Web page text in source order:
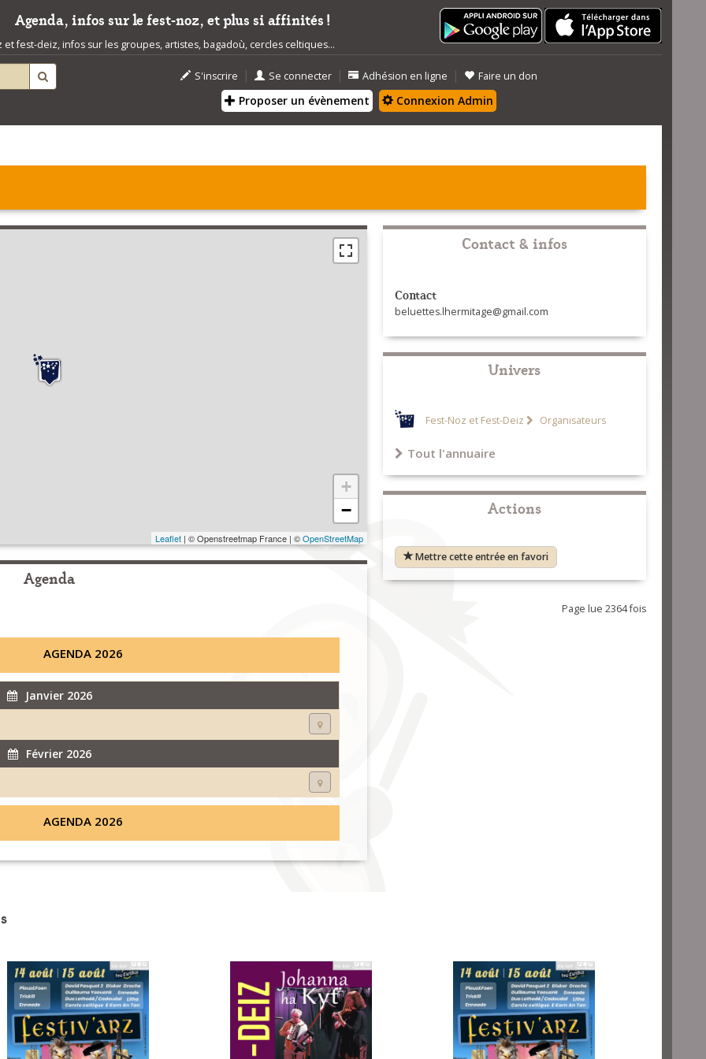
Agenda, infos sur le fest-noz, et plus si affinités !
fest-deiz, infos sur les groupes, artistes, bagadoù, cercles celtiques...
S'inscrire | Se connecter | Adhésion en ligne | Faire un don
Proposer un évènement Connexion Admin
+
−
Leaflet| © Openstreetmap France | ©OpenStreetMap
Agenda
AGENDA 2026
Janvier 2026
Février 2026
AGENDA 2026
Contact & infos
Contact
beluettes.lhermitage@gmail.com
Univers
Fest-Noz et Fest-Deiz Organisateurs
Tout l'annuaire
Actions
Mettre cette entrée en favori
Page lue 2364 fois